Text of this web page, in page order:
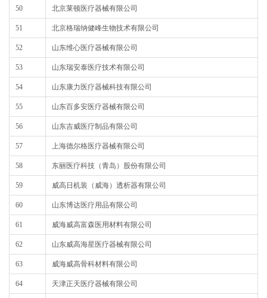
50 北京莱顿医疗器械有限公司
51 北京格瑞纳健峰生物技术有限公司
52 山东维心医疗器械有限公司
53 山东瑞安泰医疗技术有限公司
54 山东康力医疗器械科技有限公司
55 山东百多安医疗器械有限公司
56 山东吉威医疗制品有限公司
57 上海德尔格医疗器械有限公司
58 东丽医疗科技（青岛）股份有限公司
59 威高日机装（威海）透析器有限公司
60 山东博达医疗用品有限公司
61 威海威高富森医用材料有限公司
62 山东威高海星医疗器械有限公司
63 威海威高骨科材料有限公司
64 天津正天医疗器械有限公司